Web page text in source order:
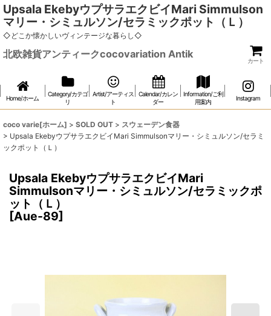
Upsala EkebyウプサラエクビイMari Simmulson
マリー・シミュルソン/セラミックポット（Ｌ）
◇どこか懐かしいヴィンテージな暮らし◇
北欧雑貨アンティークcocovariation Antik
カート
Home/ホーム
Category/カテゴ
リ
Artist/アーティス
ト
Calendar/カレン
ダー
Information/ご利
用案内
Instagram
coco varie[ホーム] > SOLD OUT > スウェーデン食器
> Upsala EkebyウプサラエクビイMari Simmulsonマリー・シミュルソン/セラミ
ックポット（Ｌ）
Upsala EkebyウプサラエクビイMari
Simmulsonマリー・シミュルソン/セラミックポ
ット（Ｌ）
[Aue-89]